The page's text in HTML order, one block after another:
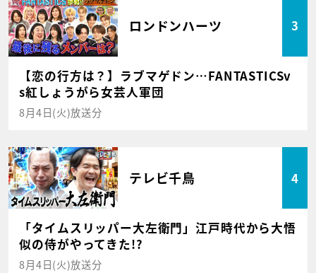
ロンドンハーツ 3
【恋の行方は？】ラブマゲドン…FANTASTICSv
s紅しょうがら女芸人軍団
8月4日(火)放送分
テレビ千鳥 4
「タイムスリッパー大左衛門」江戸時代から大悟
似の侍がやってきた!?
8月4日(火)放送分